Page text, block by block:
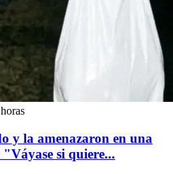
y la amenazaron en una
si quiere...